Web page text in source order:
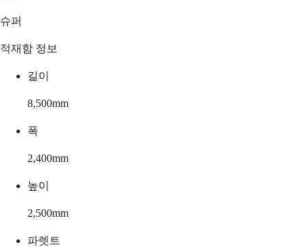
슈퍼
적재함 정보
길이
8,500mm
폭
2,400mm
높이
2,500mm
파렛트